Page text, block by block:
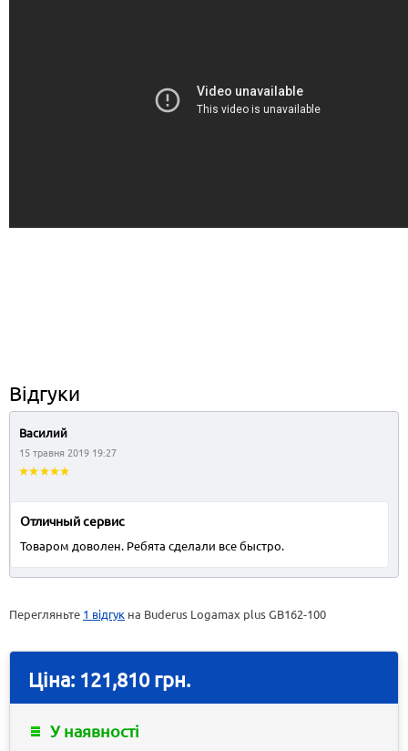
Відгуки
Василий
15 травня 2019 19:27
Отличный сервис
Товаром доволен. Ребята сделали все быстро.
Перегляньте 1 відгук на Buderus Logamax plus GB162-100
Ціна: 121,810 грн.
У наявності